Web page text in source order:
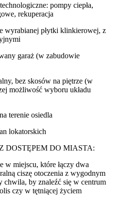
pompy ciepła,
rekuperacja
wyrabianej płytki klinkierowej, z
garaż (w zabudowie
bez skosów na piętrze (w
możliwość wyboru układu
terenie osiedla
lokatorskich
DOSTĘPEM DO MIASTA:
w miejscu, które łączy dwa
ciszę otoczenia z wygodnym
chwila, by znaleźć się w centrum
czy w tętniącej życiem